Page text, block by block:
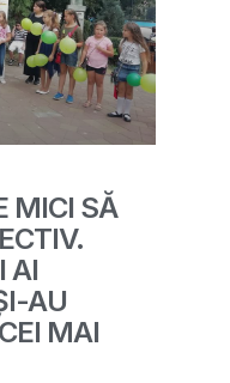
MICI SĂ
AI
AU
MAI